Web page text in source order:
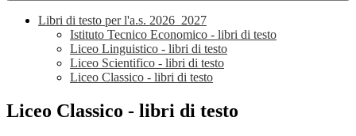
Libri di testo per l'a.s. 2026_2027
Istituto Tecnico Economico - libri di testo
Liceo Linguistico - libri di testo
Liceo Scientifico - libri di testo
Liceo Classico - libri di testo
Liceo Classico - libri di testo